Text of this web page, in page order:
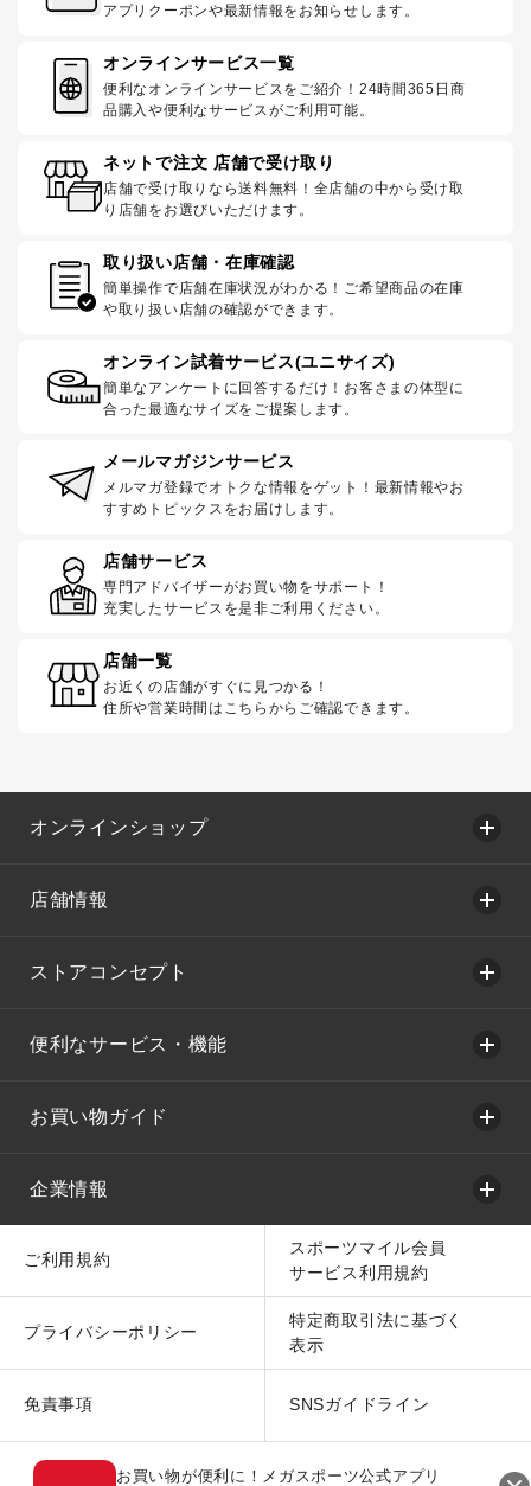
アプリクーポンや最新情報をお知らせします。
オンラインサービス一覧
便利なオンラインサービスをご紹介！24時間365日商
品購入や便利なサービスがご利用可能。
ネットで注文 店舗で受け取り
店舗で受け取りなら送料無料！全店舗の中から受け取
り店舗をお選びいただけます。
取り扱い店舗・在庫確認
簡単操作で店舗在庫状況がわかる！ご希望商品の在庫
や取り扱い店舗の確認ができます。
オンライン試着サービス(ユニサイズ)
簡単なアンケートに回答するだけ！お客さまの体型に
合った最適なサイズをご提案します。
メールマガジンサービス
メルマガ登録でオトクな情報をゲット！最新情報やお
すすめトピックスをお届けします。
店舗サービス
専門アドバイザーがお買い物をサポート！
充実したサービスを是非ご利用ください。
店舗一覧
お近くの店舗がすぐに見つかる！
住所や営業時間はこちらからご確認できます。
オンラインショップ
店舗情報
ストアコンセプト
便利なサービス・機能
お買い物ガイド
企業情報
ご利用規約
スポーツマイル会員
サービス利用規約
プライバシーポリシー
特定商取引法に基づく
表示
免責事項 SNSガイドライン
お買い物が便利に！メガスポーツ公式アプリ